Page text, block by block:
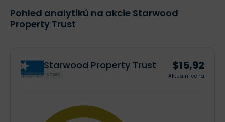
Pohled analytiků na akcie Starwood
Property Trust
Starwood Property Trust
STWD
$15,92
Aktuální cena